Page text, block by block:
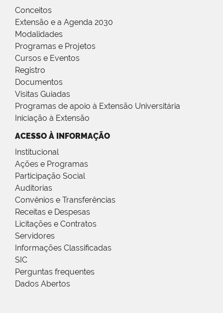
Conceitos
Extensão e a Agenda 2030
Modalidades
Programas e Projetos
Cursos e Eventos
Registro
Documentos
Visitas Guiadas
Programas de apoio à Extensão Universitária
Iniciação à Extensão
ACESSO À INFORMAÇÃO
Institucional
Ações e Programas
Participação Social
Auditorias
Convênios e Transferências
Receitas e Despesas
Licitações e Contratos
Servidores
Informações Classificadas
SIC
Perguntas frequentes
Dados Abertos